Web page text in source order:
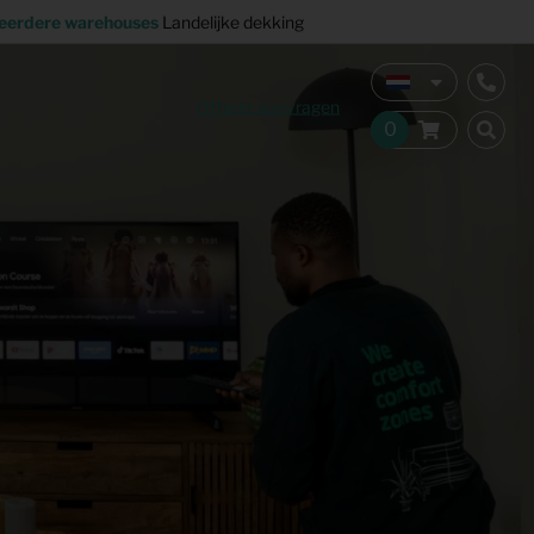
warehouses Landelijke dekking
Offerte aanvragen
Horeca inrichting